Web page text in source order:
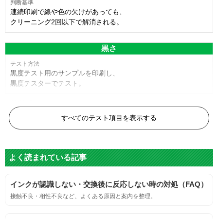
連続印刷で線や色の欠けがあっても、
クリーニング2回以下で解消される。
黒さ
黒度テスト用のサンプルを印刷し、
黒度テスターでテスト。
黒度の技術基準に適合する。
標準カラーサンプルを印刷する。
鮮やか、リアル、彩度、シャープなど、
すべてのテスト項目を表示する
よく読まれている記事
インクが認識しない・交換後に反応しない時の対処（FAQ）
接触不良・相性不良など、よくある原因と案内を整理。